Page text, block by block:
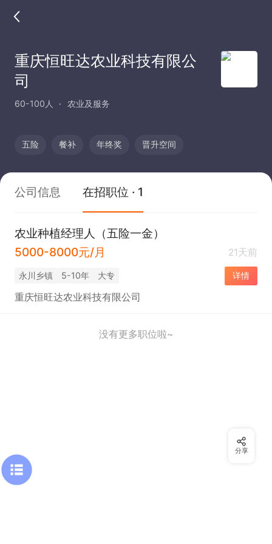
重庆恒旺达农业科技有限公
司
60-100人 农业及服务
五险 餐补 年终奖 晋升空间
公司信息 在招职位 · 1
农业种植经理人（五险一金）
5000-8000元/月
21天前
永川乡镇 5-10年 大专 详情
重庆恒旺达农业科技有限公司
没有更多职位啦~
分享